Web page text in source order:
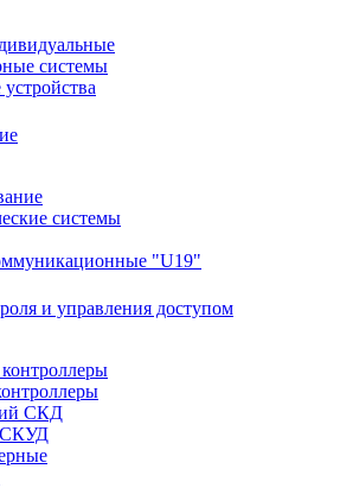
системы
системы
"U19"
и управления доступом
СКД
СКУД